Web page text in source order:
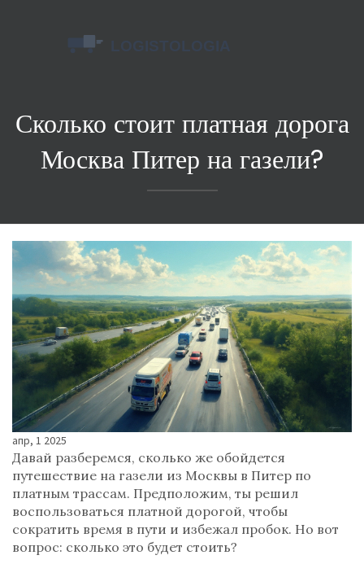
Сколько стоит платная дорога
Москва Питер на газели?
апр, 1 2025
Давай разберемся, сколько же обойдется
путешествие на газели из Москвы в Питер по
платным трассам. Предположим, ты решил
воспользоваться платной дорогой, чтобы
сократить время в пути и избежал пробок. Но вот
вопрос: сколько это будет стоить?